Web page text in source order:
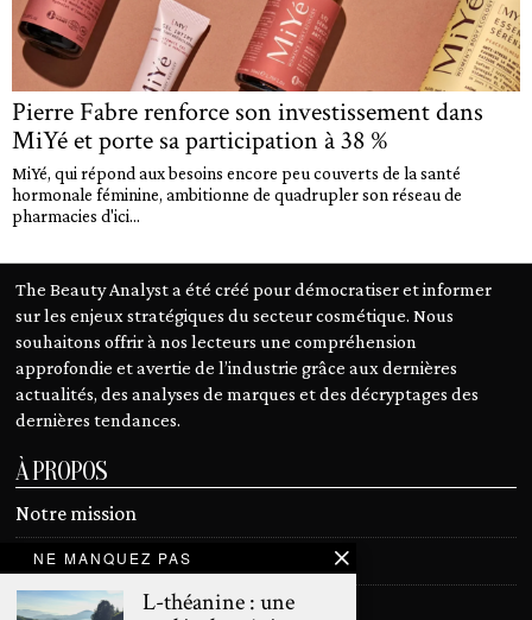
Pierre Fabre renforce son investissement dans
MiYé et porte sa participation à 38 %
MiYé, qui répond aux besoins encore peu couverts de la santé
hormonale féminine, ambitionne de quadrupler son réseau de
pharmacies d'ici...
The Beauty Analyst a été créé pour démocratiser et informer
sur les enjeux stratégiques du secteur cosmétique. Nous
souhaitons offrir à nos lecteurs une compréhension
approfondie et avertie de l’industrie grâce aux dernières
actualités, des analyses de marques et des décryptages des
dernières tendances.
À PROPOS
Notre mission
Devenir contributeur
Contact
NE MANQUEZ PAS
L-théanine : une